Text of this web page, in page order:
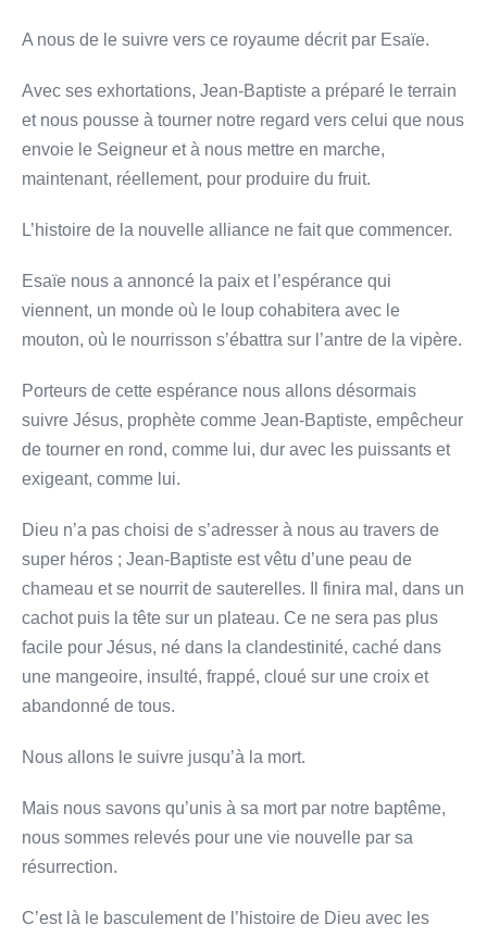
A nous de le suivre vers ce royaume décrit par Esaïe.
Avec ses exhortations, Jean-Baptiste a préparé le terrain
et nous pousse à tourner notre regard vers celui que nous
envoie le Seigneur et à nous mettre en marche,
maintenant, réellement, pour produire du fruit.
L’histoire de la nouvelle alliance ne fait que commencer.
Esaïe nous a annoncé la paix et l’espérance qui
viennent, un monde où le loup cohabitera avec le
mouton, où le nourrisson s’ébattra sur l’antre de la vipère.
Porteurs de cette espérance nous allons désormais
suivre Jésus, prophète comme Jean-Baptiste, empêcheur
de tourner en rond, comme lui, dur avec les puissants et
exigeant, comme lui.
Dieu n’a pas choisi de s’adresser à nous au travers de
super héros ; Jean-Baptiste est vêtu d’une peau de
chameau et se nourrit de sauterelles. Il finira mal, dans un
cachot puis la tête sur un plateau. Ce ne sera pas plus
facile pour Jésus, né dans la clandestinité, caché dans
une mangeoire, insulté, frappé, cloué sur une croix et
abandonné de tous.
Nous allons le suivre jusqu’à la mort.
Mais nous savons qu’unis à sa mort par notre baptême,
nous sommes relevés pour une vie nouvelle par sa
résurrection.
C’est là le basculement de l’histoire de Dieu avec les